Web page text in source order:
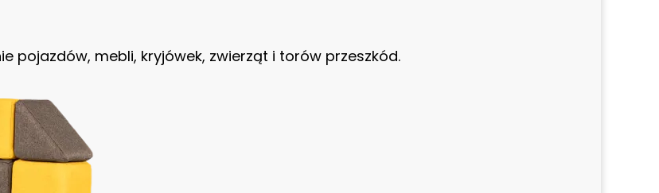
pojazdów, mebli, kryjówek, zwierząt i torów przeszkód.